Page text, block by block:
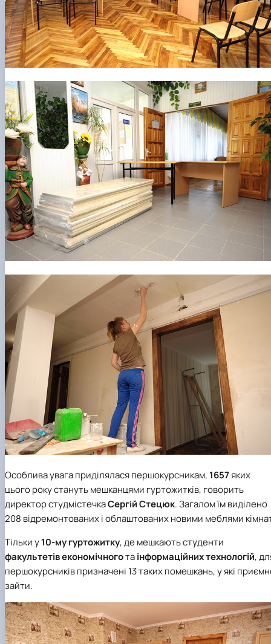
Особлива увага приділялася першокурсникам, 1657яких
цього року стануть мешканцями гуртожитків, говорить
директор студмістечкаСергійСтецюк. Загалом їм виділено
208 відремонтованих і облаштованих новими меблями
Тільки у10-му гуртожитку, де мешкають студенти
факультетів економічноготаінформаційних технологій,
першокурсників призначені 13 таких помешкань, у які
зайти.